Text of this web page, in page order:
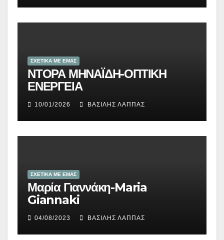
ΣΧΕΤΙΚΑ ΜΕ ΕΜΑΣ
ΝΤΟΡΑ ΜΗΝΑΪΔΗ-ΟΠΤΙΚΗ
ΕΝΕΡΓΕΙΑ
10/01/2026 ΒΑΣΊΛΗΣ ΛΆΠΠΑΣ
ΣΧΕΤΙΚΑ ΜΕ ΕΜΑΣ
Μαρία Γιαννάκη-Maria
Giannaki
04/08/2023 ΒΑΣΊΛΗΣ ΛΆΠΠΑΣ